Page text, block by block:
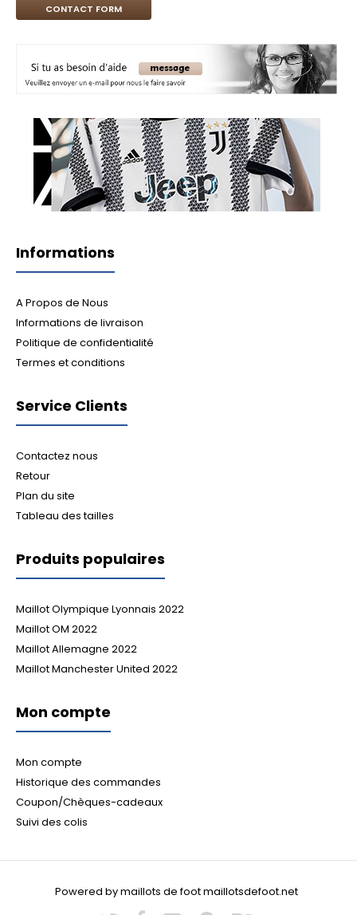
CONTACT FORM
Informations
A Propos de Nous
Informations de livraison
Politique de confidentialité
Termes et conditions
Service Clients
Contactez nous
Retour
Plan du site
Tableau des tailles
Produits populaires
Maillot Olympique Lyonnais 2022
Maillot OM 2022
Maillot Allemagne 2022
Maillot Manchester United 2022
Mon compte
Mon compte
Historique des commandes
Coupon/Chèques-cadeaux
Suivi des colis
Powered by maillots de foot maillotsdefoot.net